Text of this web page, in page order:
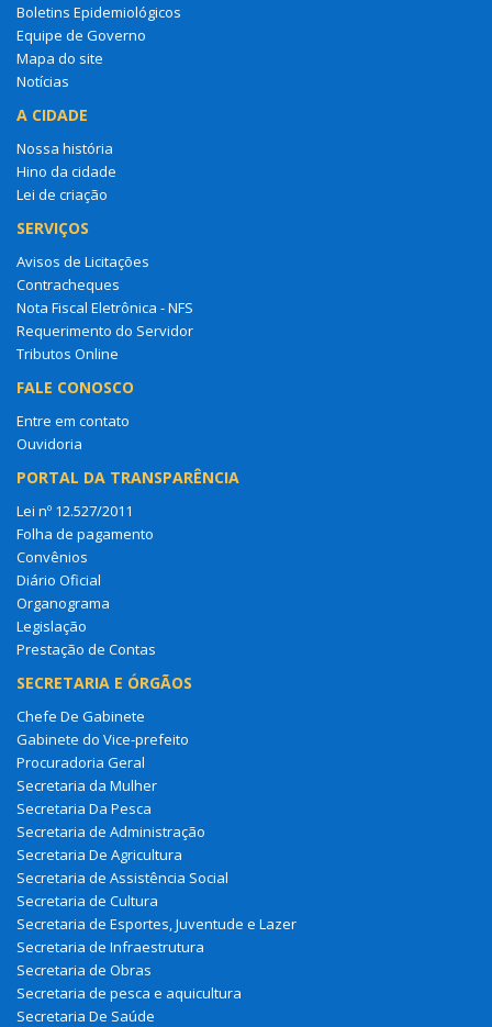
Boletins Epidemiológicos
Equipe de Governo
Mapa do site
Notícias
A CIDADE
Nossa história
Hino da cidade
Lei de criação
SERVIÇOS
Avisos de Licitações
Contracheques
Nota Fiscal Eletrônica - NFS
Requerimento do Servidor
Tributos Online
FALE CONOSCO
Entre em contato
Ouvidoria
PORTAL DA TRANSPARÊNCIA
Lei nº 12.527/2011
Folha de pagamento
Convênios
Diário Oficial
Organograma
Legislação
Prestação de Contas
SECRETARIA E ÓRGÃOS
Chefe De Gabinete
Gabinete do Vice-prefeito
Procuradoria Geral
Secretaria da Mulher
Secretaria Da Pesca
Secretaria de Administração
Secretaria De Agricultura
Secretaria de Assistência Social
Secretaria de Cultura
Secretaria de Esportes, Juventude e Lazer
Secretaria de Infraestrutura
Secretaria de Obras
Secretaria de pesca e aquicultura
Secretaria De Saúde